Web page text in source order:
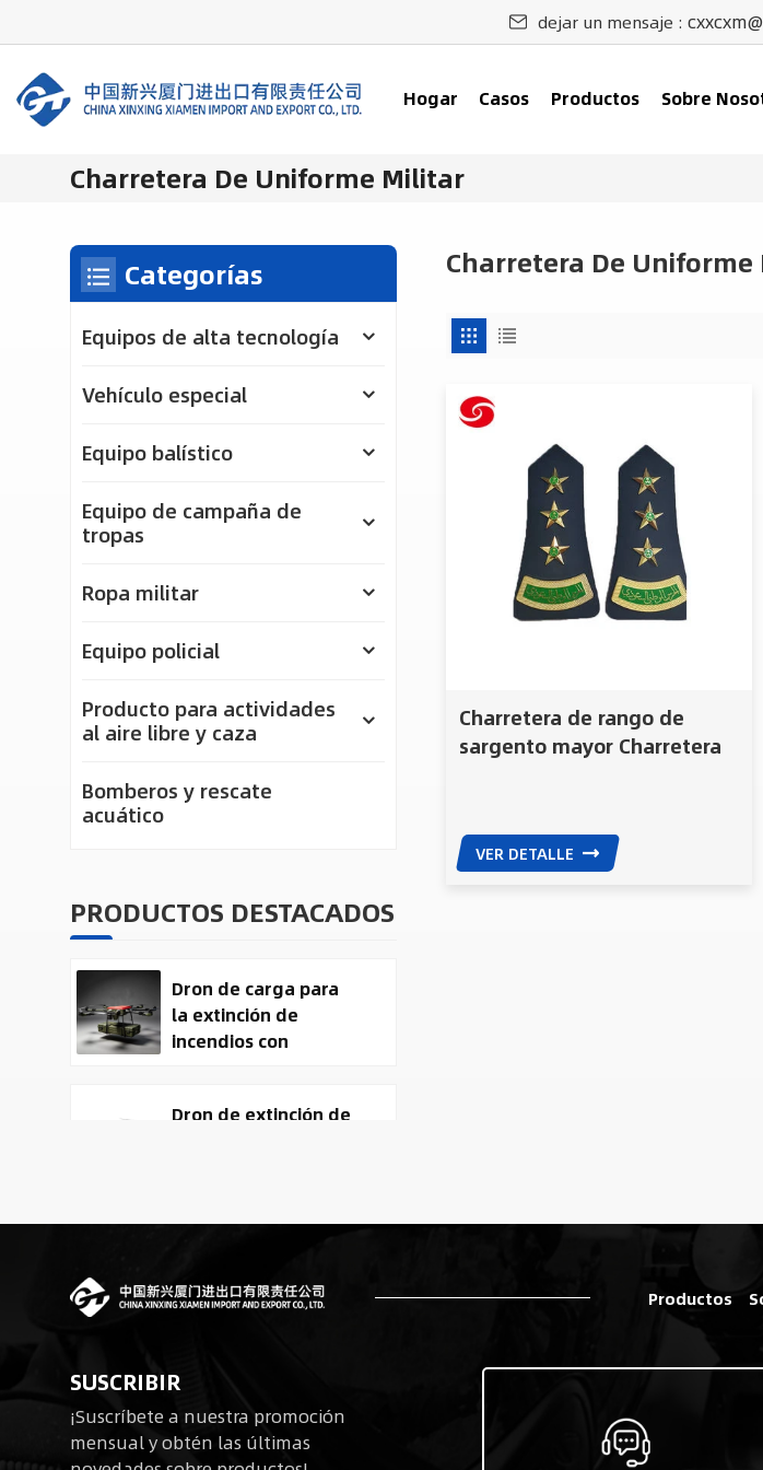
dejar un mensaje :
Hogar Casos Productos Sobre
Charretera De Uniforme Militar
Charretera De
Charretera de rango de
sargento mayor Charretera
VER DETALLE
Categorías
Equipos de alta tecnología
Vehículo especial
Equipo balístico
Equipo de campaña de
tropas
Ropa militar
Equipo policial
Producto para actividades
al aire libre y caza
Bomberos y rescate
acuático
PRODUCTOS DESTACADOS
Dron de carga para
la extinción de
incendios con
Dron de extinción de
útil de 100 kg.
surveillance UAV
Drone Manufacturer
biomiméticos para
operaciones tácticas
Productos
SUSCRIBIR
¡Suscríbete a nuestra promoción
mensual y obtén las últimas